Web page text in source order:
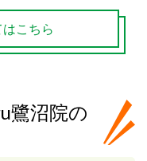
こちら
鷺沼院の